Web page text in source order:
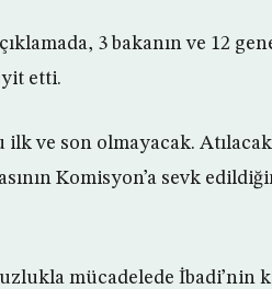
3 bakanın ve 12
etti.
ilk ve son olmayacak.
Komisyon’a sevk
mücadelede İbadi’nin